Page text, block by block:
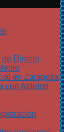
de Directo
en Zaragoza
con Ableton